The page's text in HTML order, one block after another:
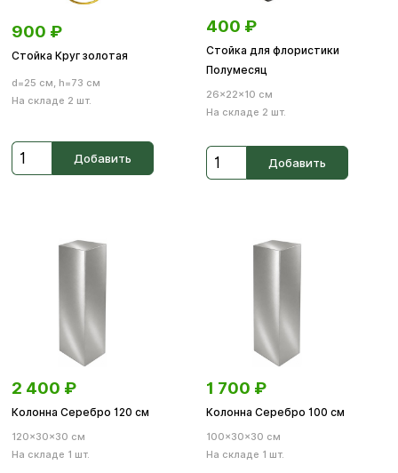
900 ₽
Стойка Круг золотая
d=25 см, h=73 см
На складе 2 шт.
Добавить
400 ₽
Стойка для флористики
Полумесяц
26×22×10 см
На складе 2 шт.
Добавить
2 400 ₽
Колонна Серебро 120 см
120×30×30 см
На складе 1 шт.
1 700 ₽
Колонна Серебро 100 см
100×30×30 см
На складе 1 шт.